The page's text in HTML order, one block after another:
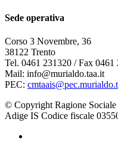
Sede operativa
Corso 3 Novembre, 36
38122 Trento
Tel. 0461 231320 / Fax 0461
Mail: info@murialdo.taa.it
PEC:
© Copyright Ragione
Adige IS Codice fiscale